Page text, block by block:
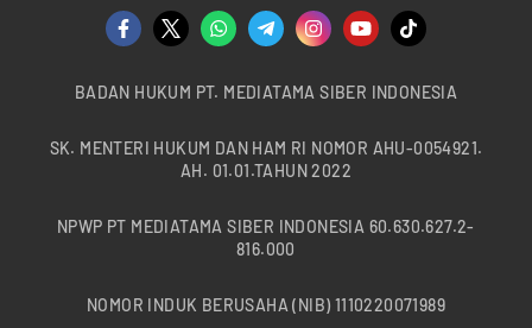
BADAN HUKUM PT. MEDIATAMA SIBER INDONESIA
SK. MENTERI HUKUM DAN HAM RI NOMOR AHU-0054921.
AH. 01.01.TAHUN 2022
NPWP PT MEDIATAMA SIBER INDONESIA 60.630.627.2-
816.000
NOMOR INDUK BERUSAHA (NIB) 1110220071989